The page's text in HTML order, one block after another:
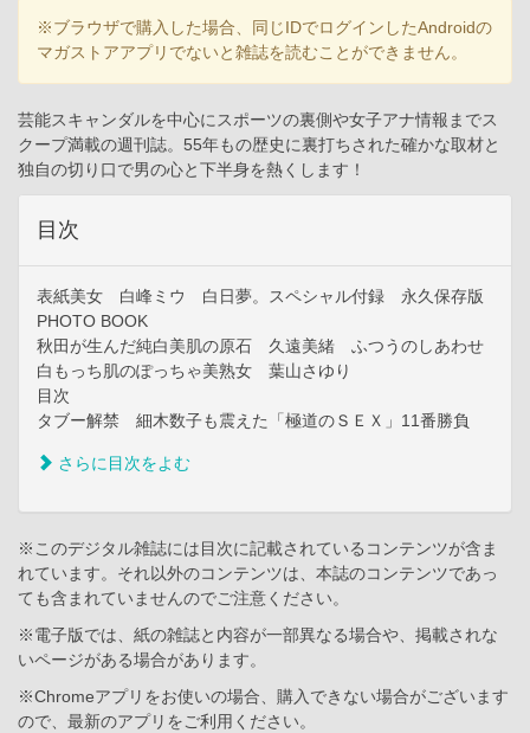
※ブラウザで購入した場合、同じIDでログインしたAndroidの
マガストアアプリでないと雑誌を読むことができません。
芸能スキャンダルを中心にスポーツの裏側や女子アナ情報までス
クープ満載の週刊誌。55年もの歴史に裏打ちされた確かな取材と
独自の切り口で男の心と下半身を熱くします！
目次
表紙美女 白峰ミウ 白日夢。スペシャル付録 永久保存版
PHOTO BOOK
秋田が生んだ純白美肌の原石 久遠美緒 ふつうのしあわせ
白もっち肌のぽっちゃ美熟女 葉山さゆり
目次
タブー解禁 細木数子も震えた「極道のＳＥＸ」11番勝負
さらに目次をよむ
※このデジタル雑誌には目次に記載されているコンテンツが含ま
れています。それ以外のコンテンツは、本誌のコンテンツであっ
ても含まれていませんのでご注意ください。
※電子版では、紙の雑誌と内容が一部異なる場合や、掲載されな
いページがある場合があります。
※Chromeアプリをお使いの場合、購入できない場合がございます
ので、最新のアプリをご利用ください。